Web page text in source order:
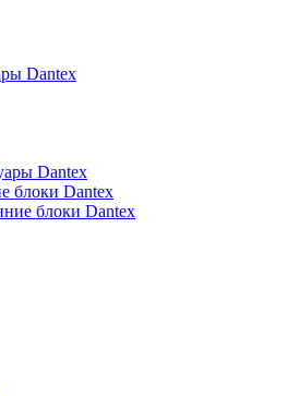
Dantex
Dantex
блоки Dantex
блоки Dantex